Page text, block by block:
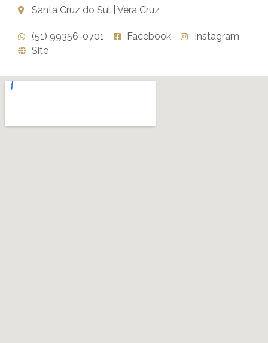
Santa Cruz do Sul | Vera Cruz
(51) 99356-0701 Facebook
Instagram
Site